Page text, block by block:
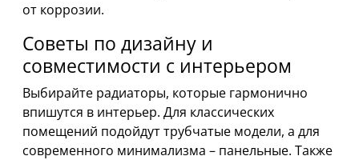
от коррозии.
Советы по дизайну и
совместимости с интерьером
Выбирайте радиаторы, которые гармонично
впишутся в интерьер. Для классических
помещений подойдут трубчатые модели, а для
современного минимализма – панельные. Также